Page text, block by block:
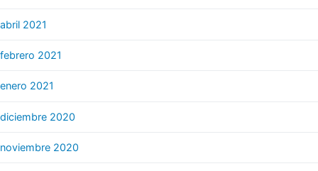
abril 2021
febrero 2021
enero 2021
diciembre 2020
noviembre 2020